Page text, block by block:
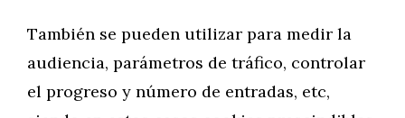
También se pueden utilizar para medir la
audiencia, parámetros de tráfico, controlar
el progreso y número de entradas, etc,